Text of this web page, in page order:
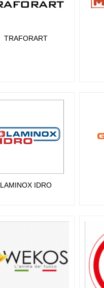
TRAFORART
LAMINOX IDRO